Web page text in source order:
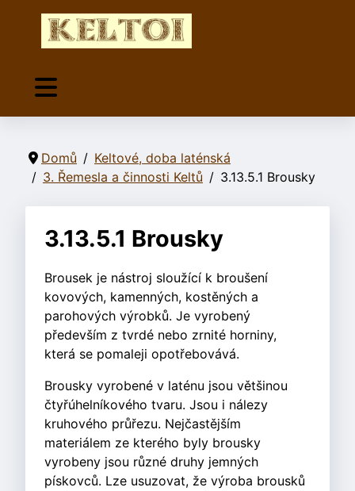
Domů
Keltové, doba laténská
3. Řemesla a činnosti Keltů
3.13.5.1 Brousky
3.13.5.1 Brousky
Brousek je nástroj sloužící k broušení
kovových, kamenných, kostěných a
parohových výrobků. Je vyrobený
především z tvrdé nebo zrnité horniny,
která se pomaleji opotřebovává.
Brousky vyrobené v laténu jsou většinou
čtyřúhelníkového tvaru. Jsou i nálezy
kruhového průřezu. Nejčastějším
materiálem ze kterého byly brousky
vyrobeny jsou různé druhy jemných
pískovců. Lze usuzovat, že výroba brousků